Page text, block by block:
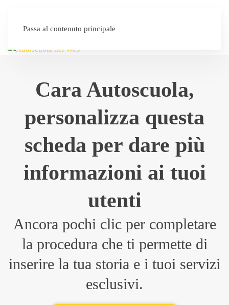
Passa al contenuto principale
Cara Autoscuola,
personalizza questa
scheda per dare più
informazioni ai tuoi
utenti
Ancora pochi clic per completare
la procedura che ti permette di
inserire la tua storia e i tuoi servizi
esclusivi.